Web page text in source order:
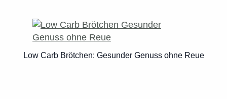
Low Carb Brötchen: Gesunder Genuss ohne Reue